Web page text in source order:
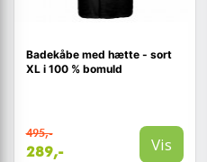
Badekåbe med hætte - sort
XL i 100 % bomuld
495,-
289,- Vis